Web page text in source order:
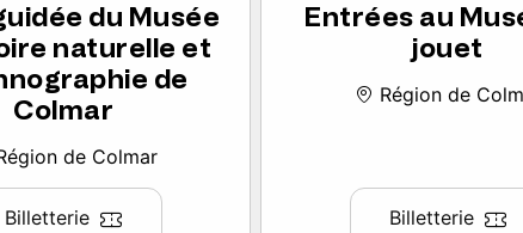
du Musée
naturelle et
de
Colmar
de Colmar
Billetterie
Entrées au
jouet
Région de
Billetterie